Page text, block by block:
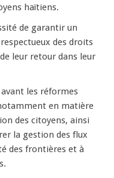
haïtiens.
de garantir un
des droits
leur retour dans leur
les réformes
en matière
des citoyens, ainsi
la gestion des flux
des frontières et à